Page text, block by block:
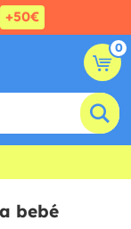
+50€
0
bebé